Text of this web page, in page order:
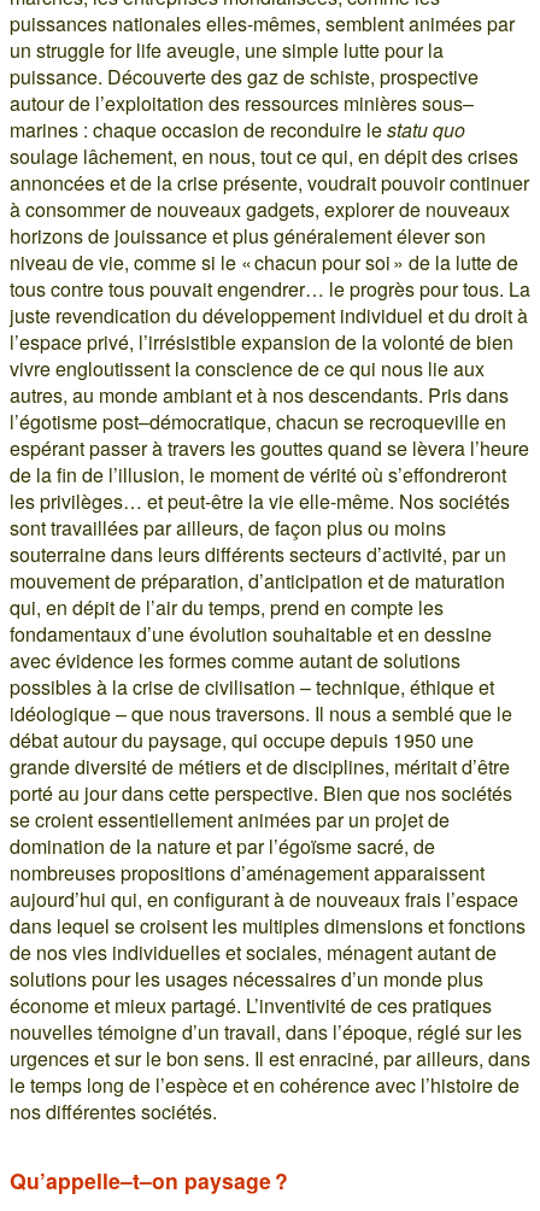
puissances nationales elles-mêmes, semblent animées par
un struggle for life aveugle, une simple lutte pour la
puissance. Découverte des gaz de schiste, prospective
autour de l’exploitation des ressources minières sous–
marines : chaque occasion de reconduire lestatu quo
soulage lâchement, en nous, tout ce qui, en dépit des crises
annoncées et de la crise présente, voudrait pouvoir continuer
à consommer de nouveaux gadgets, explorer de nouveaux
horizons de jouissance et plus généralement élever son
niveau de vie, comme si le « chacun pour soi » de la lutte de
tous contre tous pouvait engendrer… le progrès pour tous. La
juste revendication du développement individuel et du droit à
l’espace privé, l’irrésistible expansion de la volonté de bien
vivre engloutissent la conscience de ce qui nous lie aux
autres, au monde ambiant et à nos descendants. Pris dans
l’égotisme post–démocratique, chacun se recroqueville en
espérant passer à travers les gouttes quand se lèvera l’heure
de la fin de l’illusion, le moment de vérité où s’effondreront
les privilèges… et peut-être la vie elle-même. Nos sociétés
sont travaillées par ailleurs, de façon plus ou moins
souterraine dans leurs différents secteurs d’activité, par un
mouvement de préparation, d’anticipation et de maturation
qui, en dépit de l’air du temps, prend en compte les
fondamentaux d’une évolution souhaitable et en dessine
avec évidence les formes comme autant de solutions
possibles à la crise de civilisation – technique, éthique et
idéologique – que nous traversons. Il nous a semblé que le
débat autour du paysage, qui occupe depuis 1950 une
grande diversité de métiers et de disciplines, méritait d’être
porté au jour dans cette perspective. Bien que nos sociétés
se croient essentiellement animées par un projet de
domination de la nature et par l’égoïsme sacré, de
nombreuses propositions d’aménagement apparaissent
aujourd’hui qui, en configurant à de nouveaux frais l’espace
dans lequel se croisent les multiples dimensions et fonctions
de nos vies individuelles et sociales, ménagent autant de
solutions pour les usages nécessaires d’un monde plus
économe et mieux partagé. L’inventivité de ces pratiques
nouvelles témoigne d’un travail, dans l’époque, réglé sur les
urgences et sur le bon sens. Il est enraciné, par ailleurs, dans
le temps long de l’espèce et en cohérence avec l’histoire de
nos différentes sociétés.
Qu’appelle–t–on paysage ?